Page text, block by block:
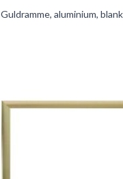
Guldramme, aluminium,